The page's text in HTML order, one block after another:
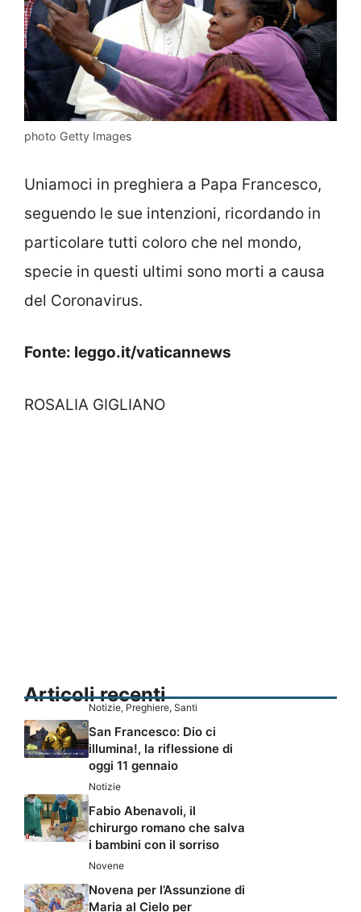
photo Getty Images
Uniamoci in preghiera a Papa Francesco,
seguendo le sue intenzioni, ricordando in
particolare tutti coloro che nel mondo,
specie in questi ultimi sono morti a causa
del Coronavirus.
Fonte: leggo.it/vaticannews
ROSALIA GIGLIANO
Articoli recenti
Notizie, Preghiere, Santi
San Francesco: Dio ci
illumina!, la riflessione di
oggi 11 gennaio
Notizie
Fabio Abenavoli, il
chirurgo romano che salva
i bambini con il sorriso
Novene
Novena per l’Assunzione di
Maria al Cielo per